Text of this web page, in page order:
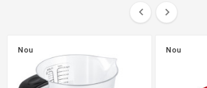
 
Nou Nou